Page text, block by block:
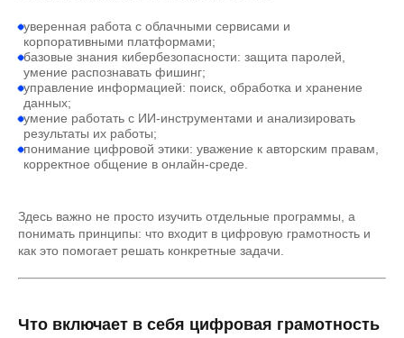
уверенная работа с облачными сервисами и
корпоративными платформами;
базовые знания кибербезопасности: защита паролей,
умение распознавать фишинг;
управление информацией: поиск, обработка и хранение
данных;
умение работать с ИИ-инструментами и анализировать
результаты их работы;
понимание цифровой этики: уважение к авторским правам,
корректное общение в онлайн-среде.
Здесь важно не просто изучить отдельные программы, а
понимать принципы: что входит в цифровую грамотность и
как это помогает решать конкретные задачи.
Что включает в себя цифровая грамотность